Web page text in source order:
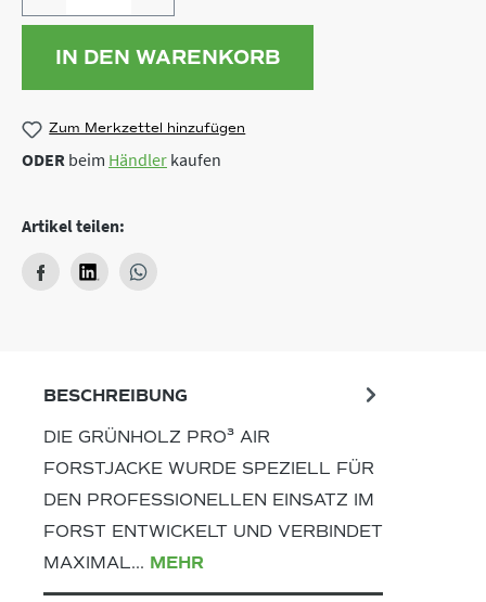
IN DEN WARENKORB
Zum Merkzettel hinzufügen
ODER beim Händler kaufen
Artikel teilen:
BESCHREIBUNG
DIE GRÜNHOLZ PRO³ AIR
FORSTJACKE WURDE SPEZIELL FÜR
DEN PROFESSIONELLEN EINSATZ IM
FORST ENTWICKELT UND VERBINDET
MAXIMAL… MEHR